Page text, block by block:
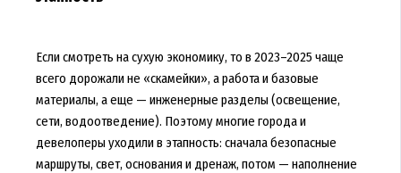
Если смотреть на сухую экономику, то в 2023–2025 чаще
всего дорожали не «скамейки», а работа и базовые
материалы, а еще — инженерные разделы (освещение,
сети, водоотведение). Поэтому многие города и
девелоперы уходили в этапность: сначала безопасные
маршруты, свет, основания и дренаж, потом — наполнение